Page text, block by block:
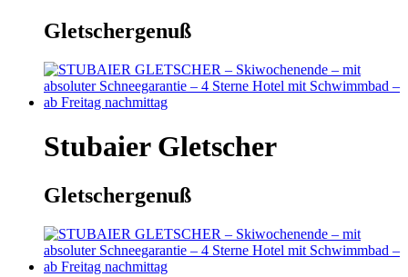
Gletschergenuß
Stubaier Gletscher
Gletschergenuß